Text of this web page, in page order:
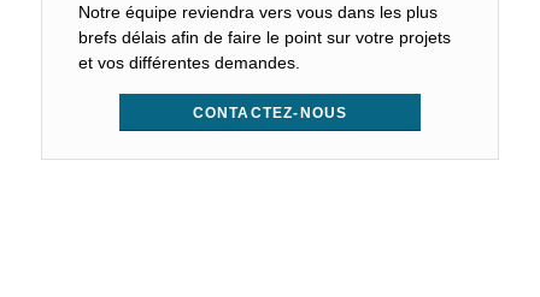
Notre équipe reviendra vers vous dans les plus
brefs délais afin de faire le point sur votre projets
et vos différentes demandes.
CONTACTEZ-NOUS